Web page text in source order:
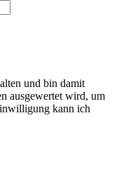
und bin damit
ausgewertet wird, um
kann ich